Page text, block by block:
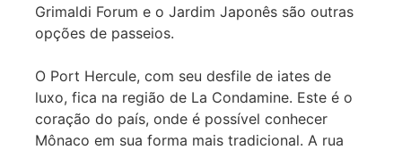
Grimaldi Forum e o Jardim Japonês são outras
opções de passeios.
O Port Hercule, com seu desfile de iates de
luxo, fica na região de La Condamine. Este é o
coração do país, onde é possível conhecer
Mônaco em sua forma mais tradicional. A rua